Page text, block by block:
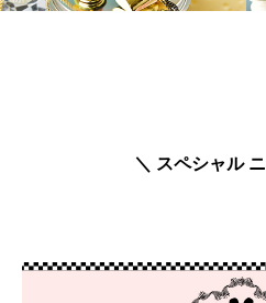
＼ スペシャル